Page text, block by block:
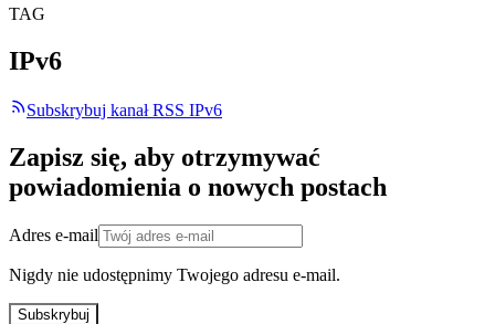
TAG
IPv6
Subskrybuj kanał RSS IPv6
Zapisz się, aby otrzymywać
powiadomienia o nowych postach
Adres e-mail
Nigdy nie udostępnimy Twojego adresu e-mail.
Subskrybuj